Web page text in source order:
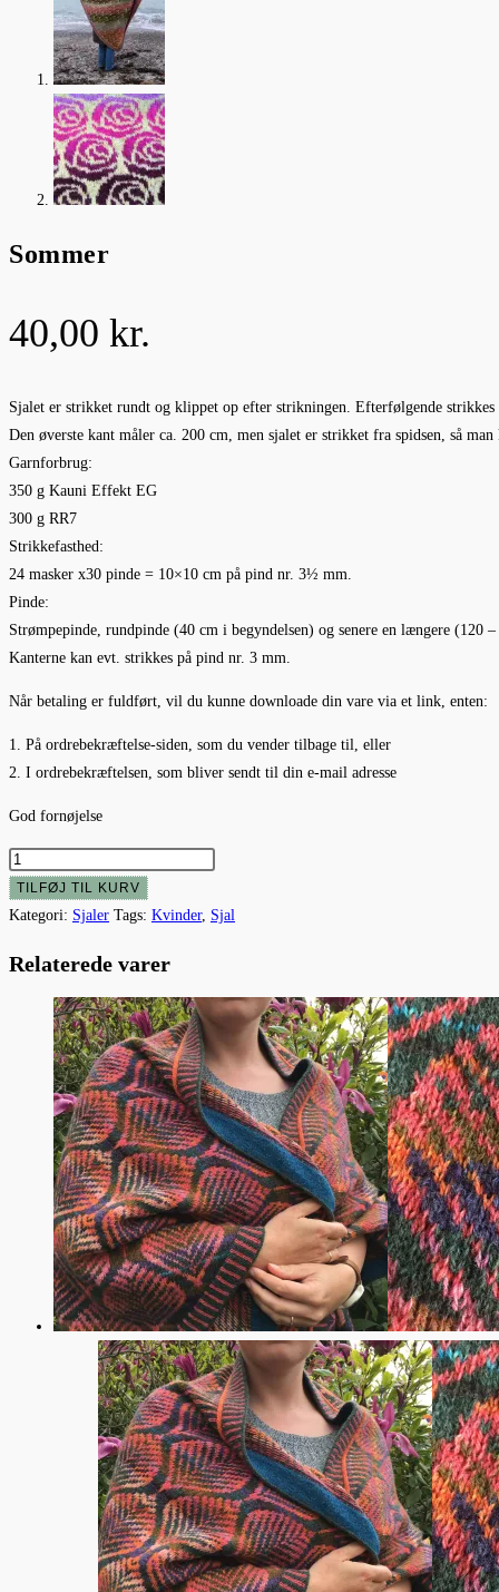
Sommer
40,00 kr.
Sjalet er strikket rundt og klippet op efter strikningen. Efterfølgende strikkes
Den øverste kant måler ca. 200 cm, men sjalet er strikket fra spidsen, så man
Garnforbrug:
350 g Kauni Effekt EG
300 g RR7
Strikkefasthed:
24 masker x30 pinde = 10×10 cm på pind nr. 3½ mm.
Pinde:
Strømpepinde, rundpinde (40 cm i begyndelsen) og senere en længere (120
Kanterne kan evt. strikkes på pind nr. 3 mm.
Når betaling er fuldført, vil du kunne downloade din vare via et link, enten:
1. På ordrebekræftelse-siden, som du vender tilbage til, eller
2. I ordrebekræftelsen, som bliver sendt til din e-mail adresse
God fornøjelse
Sommer
antal
TILFØJ TIL KURV
Kategori: Sjaler Tags: Kvinder, Sjal
Relaterede varer